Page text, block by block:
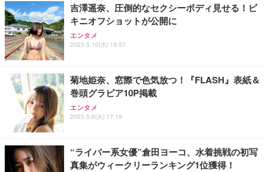
吉澤遥奈、圧倒的なセクシーボディ見せる！ビ
キニオフショットが公開に
エンタメ
2023.5.10(水) 18:57
菊地姫奈、窓際で色気放つ！『FLASH』表紙＆
巻頭グラビア10P掲載
エンタメ
2023.5.9(火) 17:19
“ライバー系女優”倉田ヨーコ、水着挑戦の初写
真集がウィークリーランキング1位獲得！